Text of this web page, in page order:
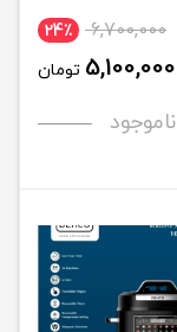
6,700,000 24٪
5,100,000 تومان
ناموجود